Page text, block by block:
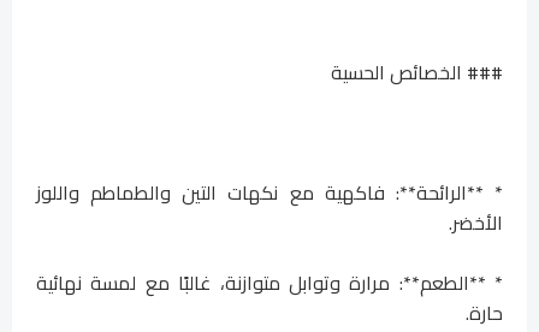
### الخصائص الحسية
* **الرائحة**: فاكهية مع نكهات التين والطماطم واللوز
الأخضر.
* **الطعم**: مرارة وتوابل متوازنة، غالبًا مع لمسة نهائية
حارة.